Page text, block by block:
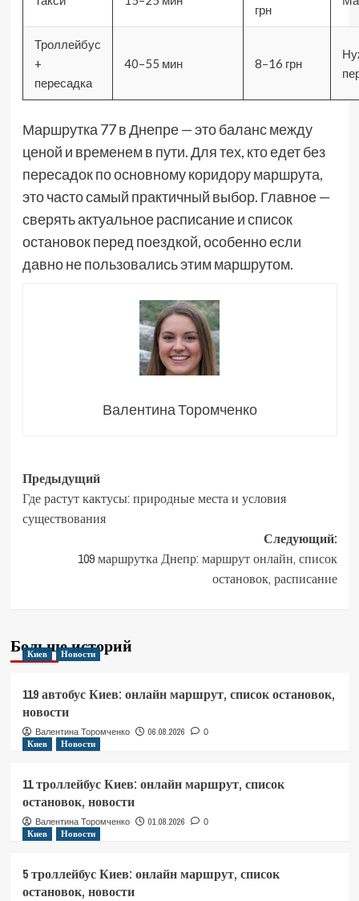
грн
Троллейбус
+
пересадка
40–55 мин 8–16 грн
Маршрутка 77 в Днепре — это баланс между
ценой и временем в пути. Для тех, кто едет без
пересадок по основному коридору маршрута,
это часто самый практичный выбор. Главное —
сверять актуальное расписание и список
остановок перед поездкой, особенно если
давно не пользовались этим маршрутом.
Валентина Торомченко
Навигация
записи
Предыдущий
Где растут кактусы: природные места и условия
существования
Следующий:
109 маршрутка Днепр: маршрут онлайн, список
остановок, расписание
Больше историй
Киев Новости
119 автобус Киев: онлайн маршрут, список остановок,
новости
Валентина Торомченко 06.08.2026 0
Киев Новости
11 троллейбус Киев: онлайн маршрут, список
остановок, новости
Валентина Торомченко 01.08.2026 0
Киев Новости
5 троллейбус Киев: онлайн маршрут, список
остановок, новости